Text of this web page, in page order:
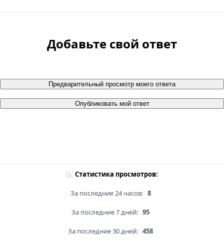
Добавьте свой ответ
Предварительный просмотр моего ответа
Опубликовать мой ответ
Статистика просмотров:
За последние 24 часов: 8
За последние 7 дней: 95
За последние 30 дней: 458